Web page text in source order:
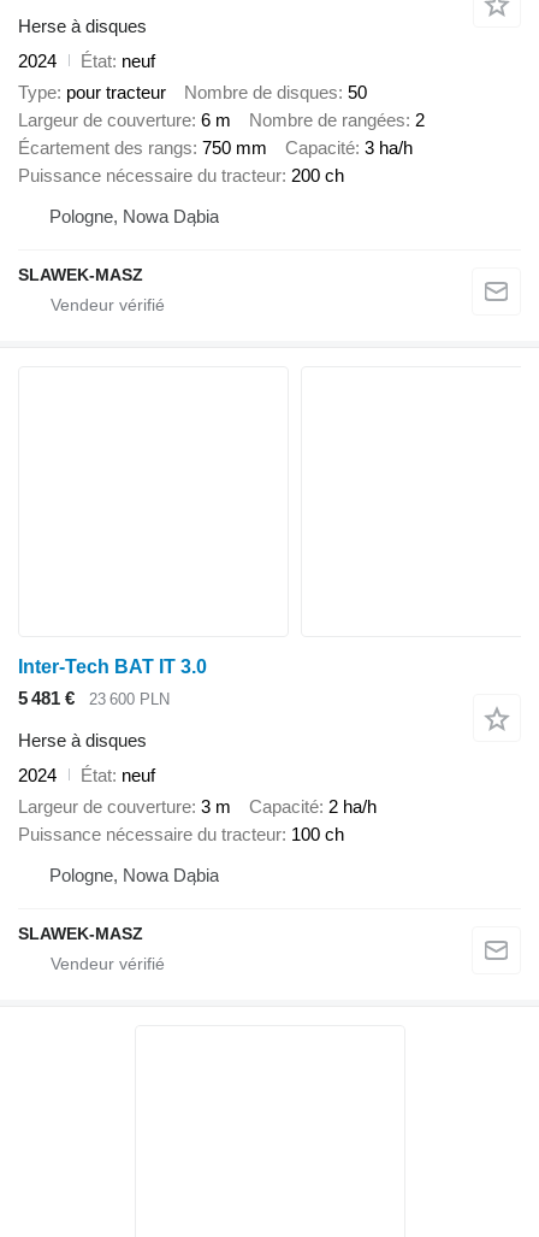
Herse à disques
2024
État neuf
Type pour tracteur Nombre de disques 50
Largeur de couverture 6 m Nombre de rangées 2
Écartement des rangs 750 mm Capacité 3 ha/h
Puissance nécessaire du tracteur 200 ch
Pologne, Nowa Dąbia
SLAWEK-MASZ
Inter-Tech BAT IT 3.0
5 481 €
23 600 PLN
Herse à disques
2024
État neuf
Largeur de couverture 3 m Capacité 2 ha/h
Puissance nécessaire du tracteur 100 ch
Pologne, Nowa Dąbia
SLAWEK-MASZ